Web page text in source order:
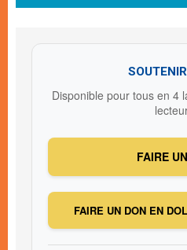
Disponible pour tous en 4
FAIRE
FAIRE UN DON EN